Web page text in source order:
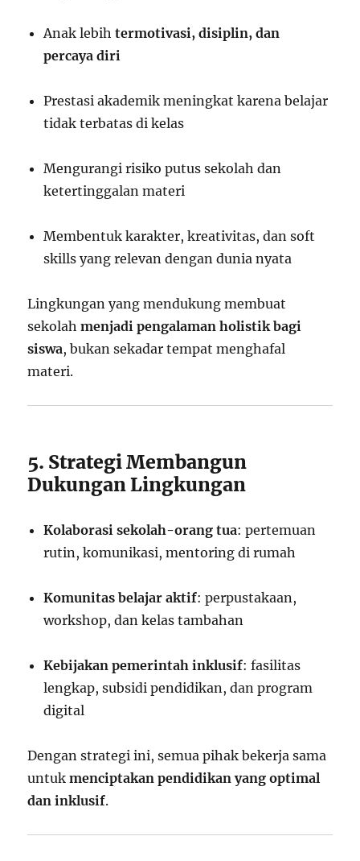
Anak lebihtermotivasi, disiplin, dan
percaya diri
Prestasi akademik meningkat karena belajar
tidak terbatas di kelas
Mengurangi risiko putus sekolah dan
ketertinggalan materi
Membentuk karakter, kreativitas, dan soft
skills yang relevan dengan dunia nyata
Lingkungan yang mendukung membuat
sekolahmenjadi pengalaman holistik bagi
siswa, bukan sekadar tempat menghafal
materi.
5. Strategi Membangun
Dukungan Lingkungan
Kolaborasi sekolah-orang tua: pertemuan
rutin, komunikasi, mentoring di rumah
Komunitas belajar aktif: perpustakaan,
workshop, dan kelas tambahan
Kebijakan pemerintah inklusif: fasilitas
lengkap, subsidi pendidikan, dan program
digital
Dengan strategi ini, semua pihak bekerja sama
untukmenciptakan pendidikan yang optimal
dan inklusif.